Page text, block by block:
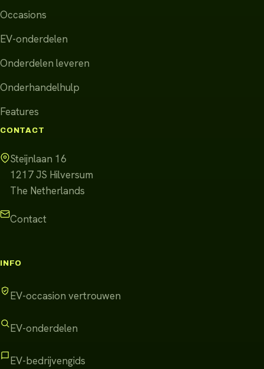
Occasions
EV-onderdelen
Onderdelen leveren
Onderhandelhulp
Features
CONTACT
Steijnlaan 16
1217 JS Hilversum
The Netherlands
Contact
INFO
EV-occasion vertrouwen
EV-onderdelen
EV-bedrijvengids